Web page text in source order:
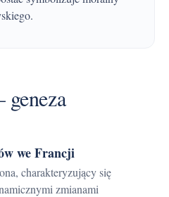
we Francji
zmianami